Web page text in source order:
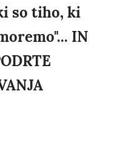
so tiho, ki
IN